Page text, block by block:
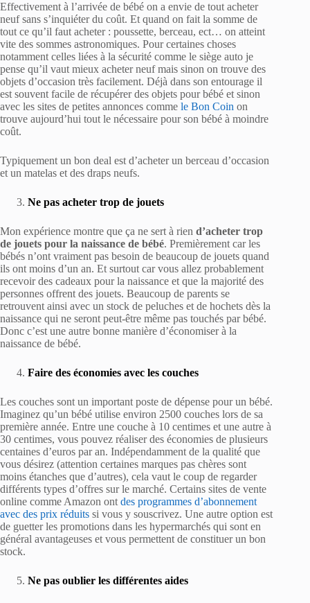
Effectivement à l’arrivée de bébé on a envie de tout acheter
neuf sans s’inquiéter du coût. Et quand on fait la somme de
tout ce qu’il faut acheter : poussette, berceau, ect… on atteint
vite des sommes astronomiques. Pour certaines choses
notamment celles liées à la sécurité comme le siège auto je
pense qu’il vaut mieux acheter neuf mais sinon on trouve des
objets d’occasion très facilement. Déjà dans son entourage il
est souvent facile de récupérer des objets pour bébé et sinon
avec les sites de petites annonces comme le Bon Coin on
trouve aujourd’hui tout le nécessaire pour son bébé à moindre
coût.
Typiquement un bon deal est d’acheter un berceau d’occasion
et un matelas et des draps neufs.
Ne pas acheter trop de jouets
Mon expérience montre que ça ne sert à rien d’acheter trop
de jouets pour la naissance de bébé. Premièrement car les
bébés n’ont vraiment pas besoin de beaucoup de jouets quand
ils ont moins d’un an. Et surtout car vous allez probablement
recevoir des cadeaux pour la naissance et que la majorité des
personnes offrent des jouets. Beaucoup de parents se
retrouvent ainsi avec un stock de peluches et de hochets dès la
naissance qui ne seront peut-être même pas touchés par bébé.
Donc c’est une autre bonne manière d’économiser à la
naissance de bébé.
Faire des économies avec les couches
Les couches sont un important poste de dépense pour un bébé.
Imaginez qu’un bébé utilise environ 2500 couches lors de sa
première année. Entre une couche à 10 centimes et une autre à
30 centimes, vous pouvez réaliser des économies de plusieurs
centaines d’euros par an. Indépendamment de la qualité que
vous désirez (attention certaines marques pas chères sont
moins étanches que d’autres), cela vaut le coup de regarder
différents types d’offres sur le marché. Certains sites de vente
online comme Amazon ont des programmes d’abonnement
avec des prix réduits si vous y souscrivez. Une autre option est
de guetter les promotions dans les hypermarchés qui sont en
général avantageuses et vous permettent de constituer un bon
stock.
Ne pas oublier les différentes aides